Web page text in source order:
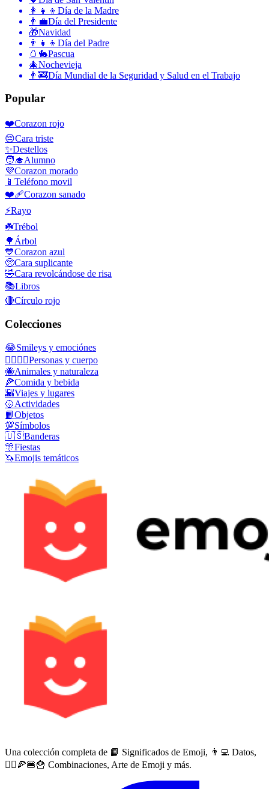
👩‍👧‍👦 Día de la Madre
👨‍💼Día del Presidente
🎁Navidad
👨‍👧‍👦 Día del Padre
🥚🐇Pascua
🎄Nochevieja
👨‍🚒Día Mundial de la Seguridad y Salud en el Trabajo
Popular
❤️Corazon rojo
😔Cara triste
✨Destellos
🧑‍🎓Alumno
💜Corazon morado
📱 Teléfono movil
❤️‍🩹Corazon sanado
⚡Rayo
☘️Trébol
🌳 Árbol
💙Corazon azul
🥺Cara suplicante
🤣Cara revolcándose de risa
📚Libros
🔴Círculo rojo
Colecciones
😂Smileys y emociónes
👩‍❤️‍💋‍👨Personas y cuerpo
🐝Animales y naturaleza
🍕Comida y bebida
🌇Viajes y lugares
🥎Actividades
📙Objetos
💯Símbolos
🇺🇸Banderas
🎊Fiestas
🦄Emojis temáticos
Una colección completa de 📙 Significados de Emoji, 👨‍💻 Datos,
🙅‍♀️🍕🍔🍟 Combinaciones, Arte de Emoji y más.